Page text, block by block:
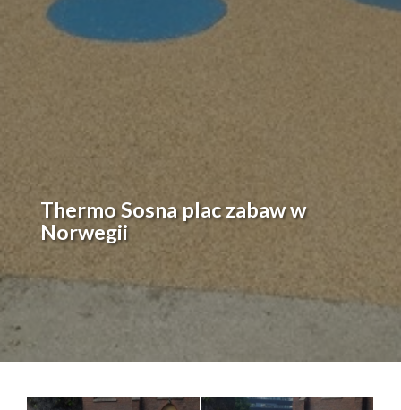
Thermo Sosna plac zabaw w
Norwegii